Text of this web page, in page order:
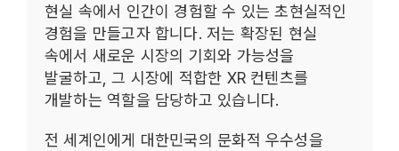
현실 속에서 인간이 경험할 수 있는 초현실적인
경험을 만들고자 합니다. 저는 확장된 현실
속에서 새로운 시장의 기회와 가능성을
발굴하고, 그 시장에 적합한 XR 컨텐츠를
개발하는 역할을 담당하고 있습니다.
전 세계인에게 대한민국의 문화적 우수성을